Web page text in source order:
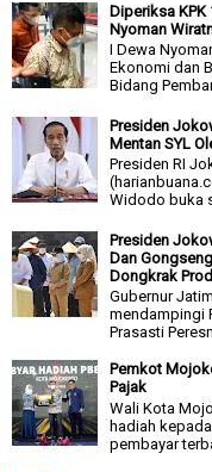
Diperiksa KPK
Nyoman
I Dewa
Ekonomi dan
Bidang
Presiden
Mentan SYL
Presiden RI
Widodo buka
Presiden
Dan
Dongkrak
Gubernur
mendampingi
Prasasti
Pemkot
Pajak
Wali Kota
hadiah
pembayar